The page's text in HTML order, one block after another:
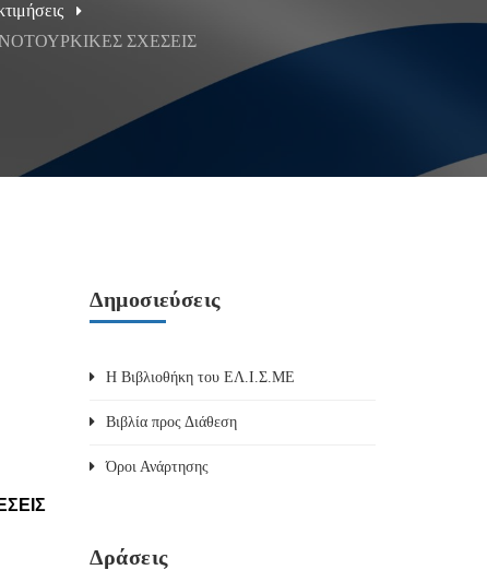
ΣΧΕΣΕΙΣ
Δημοσιεύσεις
Η Βιβλιοθήκη του ΕΛ.Ι.Σ.ΜΕ
Βιβλία προς Διάθεση
Όροι Ανάρτησης
Δράσεις